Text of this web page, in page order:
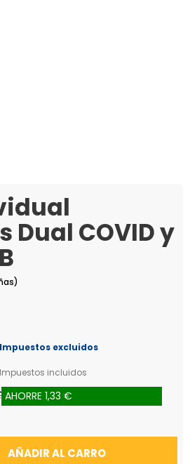
Dual COVID y
excluidos
incluidos
AHORRE 1,33 €
AÑADIR AL CARRO